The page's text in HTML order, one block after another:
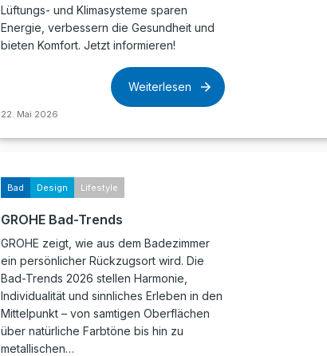
Lüftungs- und Klimasysteme sparen
Energie, verbessern die Gesundheit und
bieten Komfort. Jetzt informieren!
22. Mai 2026
Weiterlesen
Bad Design Lifestyle
GROHE Bad-Trends
GROHE zeigt, wie aus dem Badezimmer
ein persönlicher Rückzugsort wird. Die
Bad-Trends 2026 stellen Harmonie,
Individualität und sinnliches Erleben in den
Mittelpunkt – von samtigen Oberflächen
über natürliche Farbtöne bis hin zu
metallischen…